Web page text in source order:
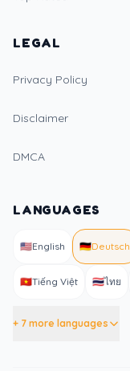
LEGAL
Privacy Policy
Disclaimer
DMCA
LANGUAGES
🇺🇸English 🇩🇪Deutsch
🇻🇳Tiếng Việt 🇹🇭ไทย
+ 7 more languages